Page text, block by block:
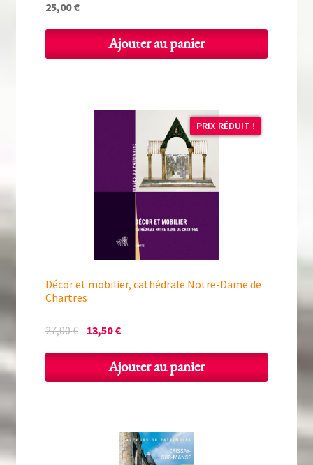
25,00€
Ajouter au panier
Décor et mobilier, cathédrale Notre-Dame de
Chartres
PRIX RÉDUIT !
27,00€ Le
était :
13,50€Le
actuel
est :
Ajouter au panier